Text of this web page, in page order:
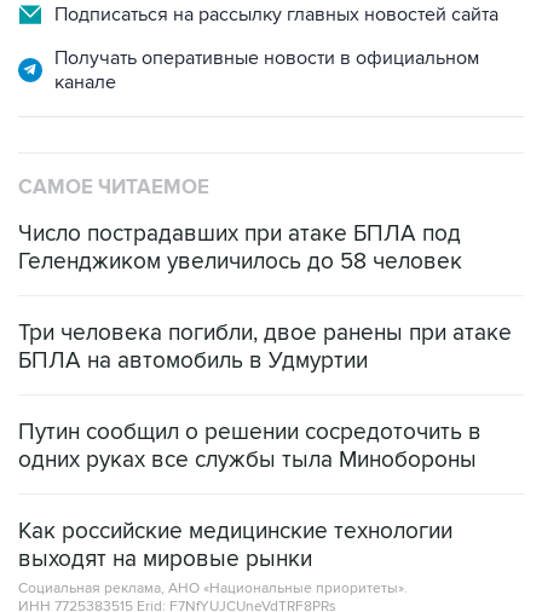
Подписаться на рассылку главных новостей сайта
Получать оперативные новости в официальном
канале
САМОЕ ЧИТАЕМОЕ
Число пострадавших при атаке БПЛА под
Геленджиком увеличилось до 58 человек
Три человека погибли, двое ранены при атаке
БПЛА на автомобиль в Удмуртии
Путин сообщил о решении сосредоточить в
одних руках все службы тыла Минобороны
Как российские медицинские технологии
выходят на мировые рынки
Социальная реклама, АНО «Национальные приоритеты».
ИНН 7725383515 Erid: F7NfYUJCUneVdTRF8PRs